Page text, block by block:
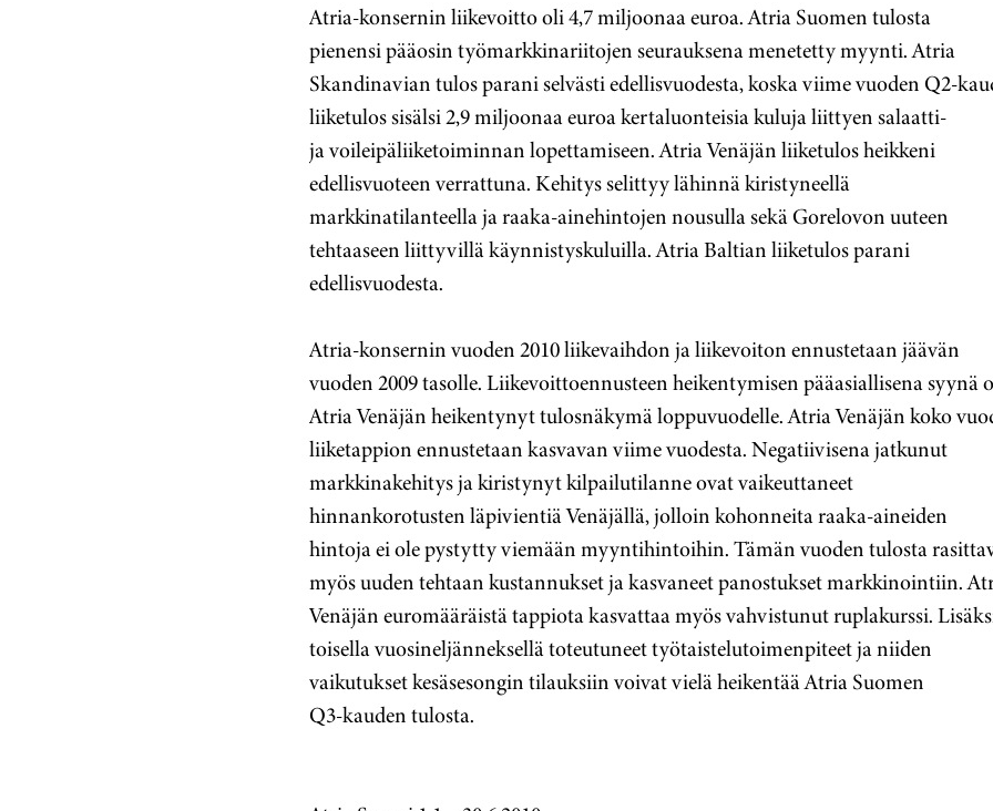
Atria-konsernin liikevoitto oli 4,7 miljoonaa euroa. Atria Suomen tulosta
pienensi pääosin työmarkkinariitojen seurauksena menetetty myynti. Atria
Skandinavian tulos parani selvästi edellisvuodesta, koska viime vuoden Q2-
liiketulos sisälsi 2,9 miljoonaa euroa kertaluonteisia kuluja liittyen salaatti-
ja voileipäliiketoiminnan lopettamiseen. Atria Venäjän liiketulos heikkeni
edellisvuoteen verrattuna. Kehitys selittyy lähinnä kiristyneellä
markkinatilanteella ja raaka-ainehintojen nousulla sekä Gorelovon uuteen
tehtaaseen liittyvillä käynnistyskuluilla. Atria Baltian liiketulos parani
edellisvuodesta.
Atria-konsernin vuoden 2010 liikevaihdon ja liikevoiton ennustetaan jäävän
vuoden 2009 tasolle. Liikevoittoennusteen heikentymisen pääasiallisena syynä
Atria Venäjän heikentynyt tulosnäkymä loppuvuodelle. Atria Venäjän koko
liiketappion ennustetaan kasvavan viime vuodesta. Negatiivisena jatkunut
markkinakehitys ja kiristynyt kilpailutilanne ovat vaikeuttaneet
hinnankorotusten läpivientiä Venäjällä, jolloin kohonneita raaka-aineiden
hintoja ei ole pystytty viemään myyntihintoihin. Tämän vuoden tulosta
myös uuden tehtaan kustannukset ja kasvaneet panostukset markkinointiin.
Venäjän euromääräistä tappiota kasvattaa myös vahvistunut ruplakurssi.
toisella vuosineljänneksellä toteutuneet työtaistelutoimenpiteet ja niiden
vaikutukset kesäsesongin tilauksiin voivat vielä heikentää Atria Suomen
Q3-kauden tulosta.